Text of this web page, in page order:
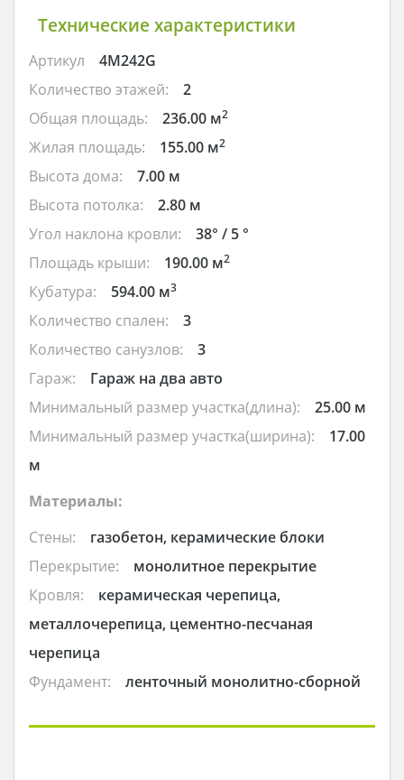
Технические характеристики
Артикул
4M242G
Количество этажей:
2
Общая площадь:
236.00 м2
Жилая площадь: 155.00 м2
Высота дома:
7.00 м
Высота потолка:
2.80 м
Угол наклона кровли:
38° / 5 °
Площадь крыши:
190.00 м2
Кубатура: 594.00 м3
Количество спален:
3
Количество санузлов:
3
Гараж:
Гараж на два авто
Минимальный размер участка(длина):
25.00 м
Минимальный размер участка(ширина):
17.00
м
Материалы:
Стены:
газобетон, керамические блоки
Перекрытие:
монолитное перекрытие
Кровля:
керамическая черепица,
металлочерепица, цементно-песчаная
черепица
Фундамент:
ленточный монолитно-сборной